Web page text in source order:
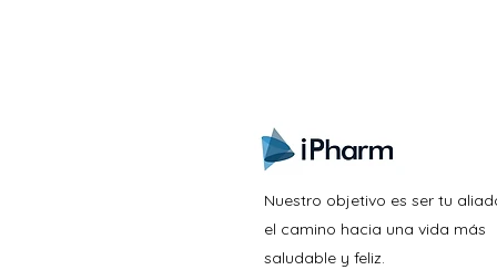
Nuestro objetivo es ser tu
el camino hacia una vida más
saludable y feliz.